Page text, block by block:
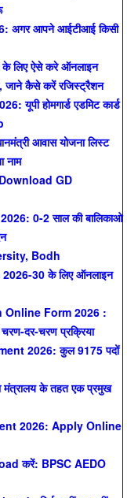
अगर आपने आईटीआई किसी
लिए ऐसे करे ऑनलाइन
जाने कैसे करें रजिस्ट्रैशन
होमगार्ड एडमिट कार्ड
आवास योजना लिस्ट
नाम
GD
0-2 साल की बालिकाओ
Bodh
30 के लिए ऑनलाइन
Form 2026 :
दर-चरण प्रक्रिया
2026: कुल 9175 पदों
के तहत एक प्रमुख
2026: Apply Online
करें: BPSC AEDO